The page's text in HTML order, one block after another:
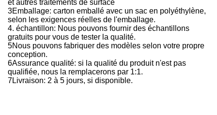
et autres traitements de surface
3Emballage: carton emballé avec un sac en polyéthylène,
selon les exigences réelles de l'emballage.
4. échantillon: Nous pouvons fournir des échantillons
gratuits pour vous de tester la qualité.
5Nous pouvons fabriquer des modèles selon votre propre
conception.
6Assurance qualité: si la qualité du produit n'est pas
qualifiée, nous la remplacerons par 1:1.
7Livraison: 2 à 5 jours, si disponible.